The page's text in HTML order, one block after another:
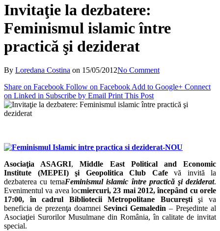
Invitaţie la dezbatere:
Feminismul islamic între
practică şi deziderat
By Loredana Costina on 15/05/2012No Comment
Share on Facebook Follow on Facebook Add to Google+ Connect
on Linked in Subscribe by Email Print This Post
Asociaţia ASAGRI,Middle East Political and Economic
Institute (MEPEI) şi Geopolitica Club Cafevă invită la
dezbaterea cu temaFeminismul islamic între practică şi deziderat.
Evenimentul va avea locmiercuri, 23 mai 2012, începând cu orele
17:00, în cadrul Bibliotecii Metropolitane Bucureştişi va
beneficia de prezenţa doamnei Sevinci Gemaledin – Preşedinte al
Asociaţiei Surorilor Musulmane din România, în calitate de invitat
special.